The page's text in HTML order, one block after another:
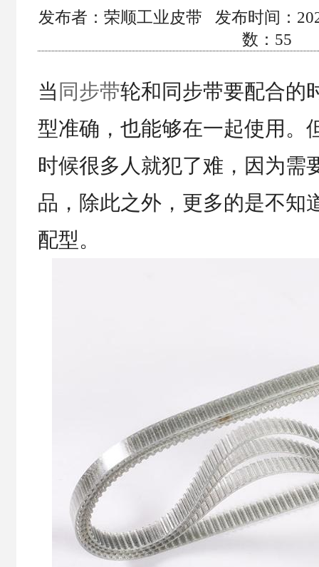
发布者：荣顺工业皮带 发布时间：
数： 55
当 同步带轮和同步带要配合的
型准确，也能够在一起使用。
时候很多人就犯了难，因为需
品，除此之外，更多的是不知
配型。